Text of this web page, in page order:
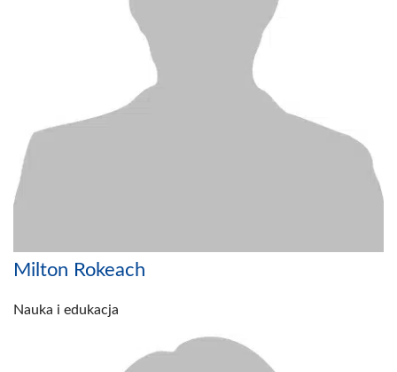
Milton Rokeach
Nauka i edukacja